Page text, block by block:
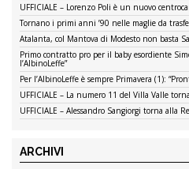
UFFICIALE – Lorenzo Poli è un nuovo
Tornano i primi anni ’90 nelle maglie da
Atalanta, col Mantova di Modesto non basta
Primo contratto pro per il baby esordiente
l’AlbinoLeffe”
Per l’AlbinoLeffe è sempre Primavera (1):
UFFICIALE – La numero 11 del Villa Valle
UFFICIALE – Alessandro Sangiorgi torna alla
ARCHIVI